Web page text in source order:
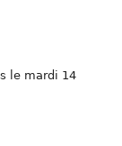
le mardi 14